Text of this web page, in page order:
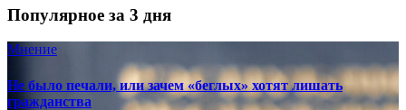
Популярное за 3 дня
Мнение
Не было печали, или зачем «беглых» хотят лишать
гражданства